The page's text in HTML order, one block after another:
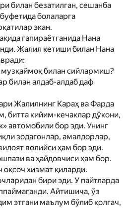
билан безатилган, сешанба
болаларга
экан.
гапираётганида Нана
Жалил кетиши билан Нана
музқаймоқ билан сийлармиш?
билан алдаб-алдаб даф
Жалилнинг Караҳ ва Фарда
битта кийим-кечаклар дўкони,
автомобили бор эди. Унинг
зодагонлар, амалдорлар,
волийси ҳам бор эди.
ва ҳайдовчиси ҳам бор.
оқсоч хизмат қиларди.
бири эди. У пайт­ларда
Айтишича, ўз
этгани маълум бўлиб қолгач,